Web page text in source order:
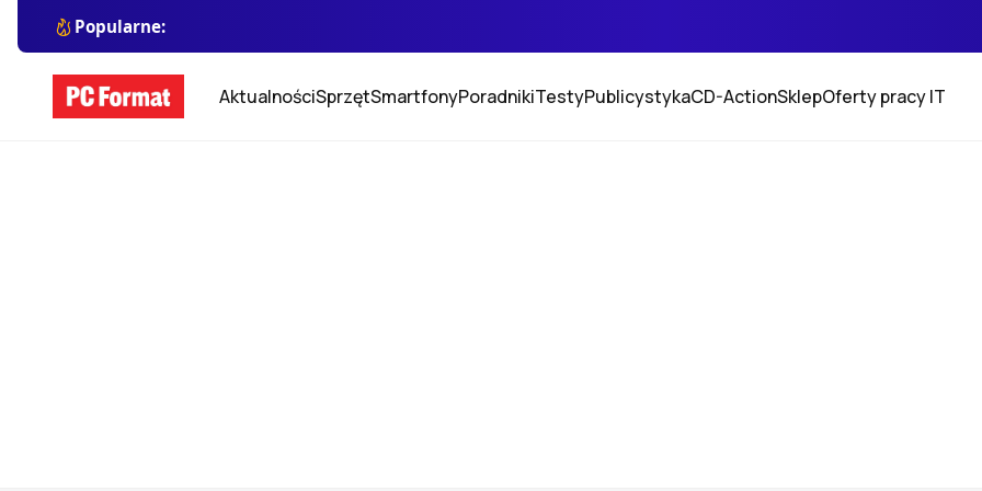
Popularne:
AktualnościSprzętSmartfonyPoradnikiTestyPublicystykaCD-ActionSklepOferty pracy IT